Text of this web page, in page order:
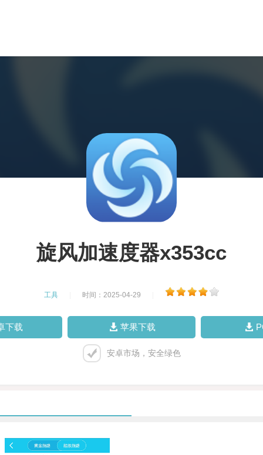
旋风加速度器x353cc
工具 时间：2025-04-29
下载 苹果下载
安卓市场，安全绿色